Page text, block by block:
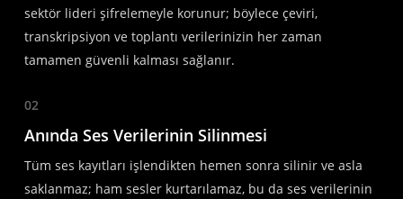
sektör lideri şifrelemeyle korunur; böylece çeviri,
transkripsiyon ve toplantı verilerinizin her zaman
tamamen güvenli kalması sağlanır.
02
Anında Ses Verilerinin Silinmesi
Tüm ses kayıtları işlendikten hemen sonra silinir ve asla
saklanmaz; ham sesler kurtarılamaz, bu da ses verilerinin